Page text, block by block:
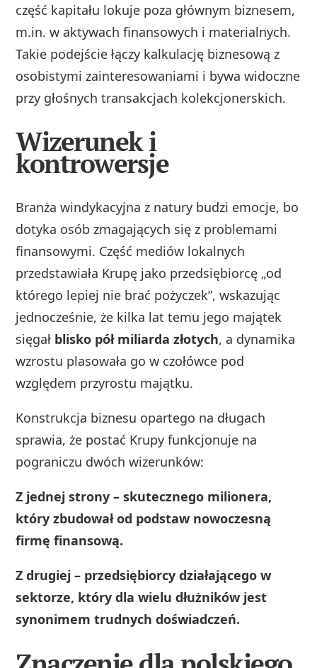
część kapitału lokuje poza głównym biznesem,
m.in. w aktywach finansowych i materialnych.
Takie podejście łączy kalkulację biznesową z
osobistymi zainteresowaniami i bywa widoczne
przy głośnych transakcjach kolekcjonerskich.
Wizerunek i
kontrowersje
Branża windykacyjna z natury budzi emocje, bo
dotyka osób zmagających się z problemami
finansowymi. Część mediów lokalnych
przedstawiała Krupę jako przedsiębiorcę „od
którego lepiej nie brać pożyczek”, wskazując
jednocześnie, że kilka lat temu jego majątek
sięgał blisko pół miliarda złotych, a dynamika
wzrostu plasowała go w czołówce pod
względem przyrostu majątku.
Konstrukcja biznesu opartego na długach
sprawia, że postać Krupy funkcjonuje na
pograniczu dwóch wizerunków:
Z jednej strony – skutecznego milionera,
który zbudował od podstaw nowoczesną
firmę finansową.
Z drugiej – przedsiębiorcy działającego w
sektorze, który dla wielu dłużników jest
synonimem trudnych doświadczeń.